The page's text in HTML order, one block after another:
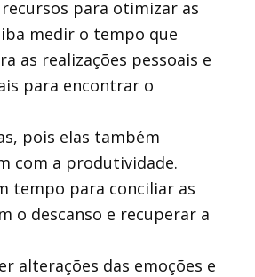
recursos para otimizar as
medir o tempo que
as realizações pessoais e
para encontrar o
pois elas também
com a produtividade.
tempo para conciliar as
o descanso e recuperar a
alterações das emoções e